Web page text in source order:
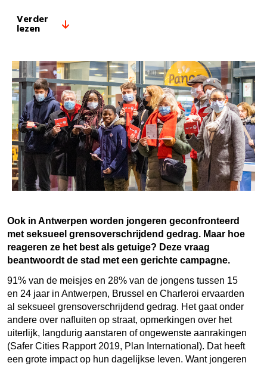
Verder
lezen
Ook in Antwerpen worden jongeren geconfronteerd
met seksueel grensoverschrijdend gedrag. Maar hoe
reageren ze het best als getuige? Deze vraag
beantwoordt de stad met een gerichte campagne.
91% van de meisjes en 28% van de jongens tussen 15
en 24 jaar in Antwerpen, Brussel en Charleroi ervaarden
al seksueel grensoverschrijdend gedrag. Het gaat onder
andere over nafluiten op straat, opmerkingen over het
uiterlijk, langdurig aanstaren of ongewenste aanrakingen
(Safer Cities Rapport 2019, Plan International). Dat heeft
een grote impact op hun dagelijkse leven. Want jongeren